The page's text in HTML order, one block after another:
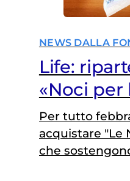
NEWS DALLA
Life:
«Noci per
Per tutto
acquistare "Le
che